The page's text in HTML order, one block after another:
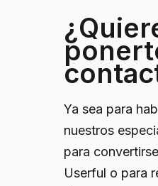
Ya sea para
nuestros
para
Userful o para